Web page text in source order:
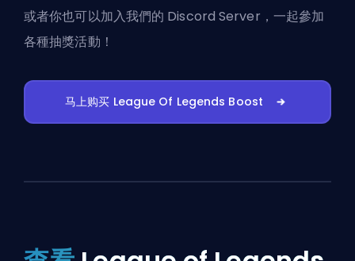
或者你也可以加入我們的 Discord Server ，一起參加
各種抽獎活動！
马上购买 League Of Legends Boost